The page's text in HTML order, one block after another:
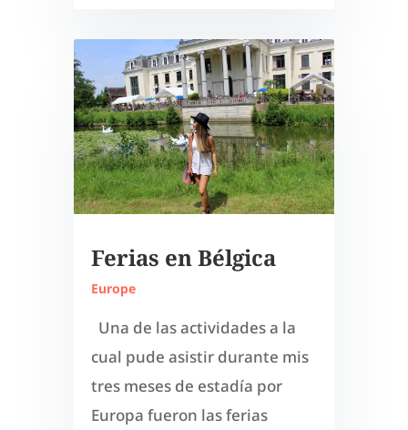
Ferias en Bélgica
Europe
Una de las actividades a la
cual pude asistir durante mis
tres meses de estadía por
Europa fueron las ferias